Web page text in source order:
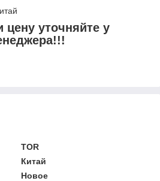
цену уточняйте у
TOR
Китай
Новое